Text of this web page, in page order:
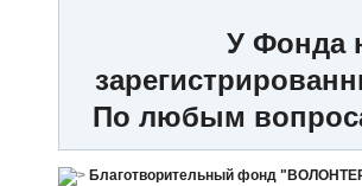
У Фонда
По любым
Благотворительный фонд